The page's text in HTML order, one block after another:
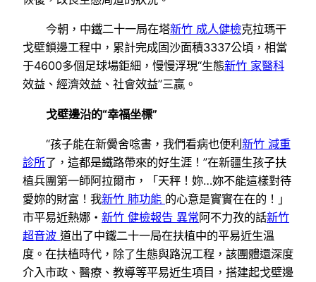
今朝，中鐵二十一局在塔新竹 成人健檢克拉瑪干
戈壁鎖邊工程中，累計完成固沙面積3337公頃，相當
于4600多個足球場鉅細，慢慢浮現“生態新竹 家醫科
效益、經濟效益、社會效益”三贏。
戈壁邊沿的“幸福坐標”
“孩子能在新黌舍唸書，我們看病也便利新竹 減重
診所了，這都是鐵路帶來的好生涯！”在新疆生孩子扶
植兵團第一師阿拉爾市，「天秤！妳…妳不能這樣對待
愛妳的財富！我新竹 肺功能 的心意是實實在在的！」
市平易近熱娜・ 新竹 健檢報告 異常阿不力孜的話新竹
超音波 道出了中鐵二十一局在扶植中的平易近生溫
度。在扶植時代，除了生態與路況工程，該團體還深度
介入市政、醫療、教導等平易近生項目，搭建起戈壁邊